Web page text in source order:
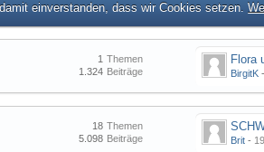
einverstanden, dass wir Cookies setzen.
Themen
1
Beiträge
1.324
Flora
BirgitK -
Themen
18
Beiträge
5.098 Brit -